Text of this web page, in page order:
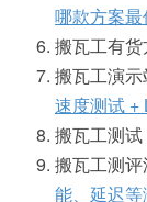
哪款方案最
搬瓦工有
搬瓦工演
速度测试 +
搬瓦工测试
搬瓦工测
能、延迟